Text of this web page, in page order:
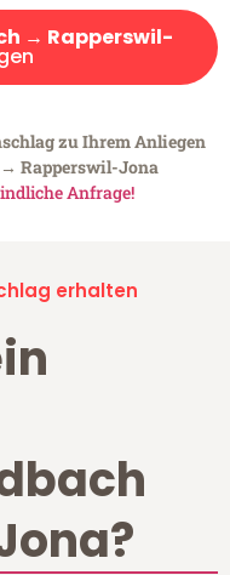
→ Rapperswil-
zu Ihrem Anliegen
Rapperswil-Jona
Anfrage!
erhalten